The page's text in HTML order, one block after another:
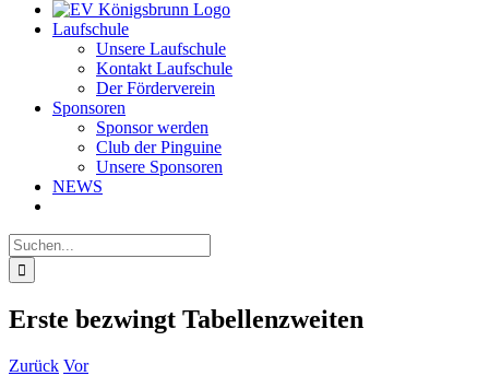
Laufschule
Unsere Laufschule
Kontakt Laufschule
Der Förderverein
Sponsoren
Sponsor werden
Club der Pinguine
Unsere Sponsoren
NEWS
Suche
nach:
Erste bezwingt Tabellenzweiten
Zurück Vor